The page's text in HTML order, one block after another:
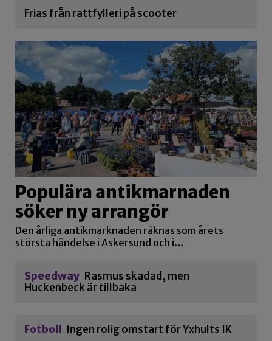
Frias från rattfylleri på scooter
Populära antikmarnaden
söker ny arrangör
Den årliga antikmarknaden räknas som årets
största händelse i Askersund och i…
Speedway Rasmus skadad, men
Huckenbeck är tillbaka
Fotboll Ingen rolig omstart för Yxhults IK